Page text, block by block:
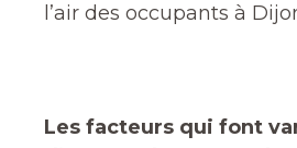
l’air des occupants à
Les facteurs qui font